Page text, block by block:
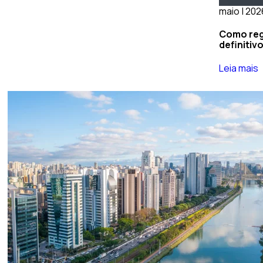
maio |
Como
Leia mais